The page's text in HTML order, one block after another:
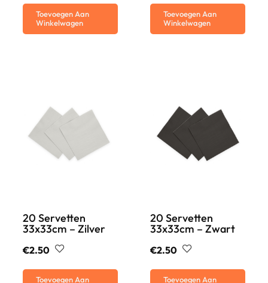
Toevoegen Aan
Winkelwagen
Toevoegen Aan
Winkelwagen
20 Servetten
33x33cm – Zilver
€2.50
Toevoegen Aan
20 Servetten
33x33cm – Zwart
€2.50
Toevoegen Aan